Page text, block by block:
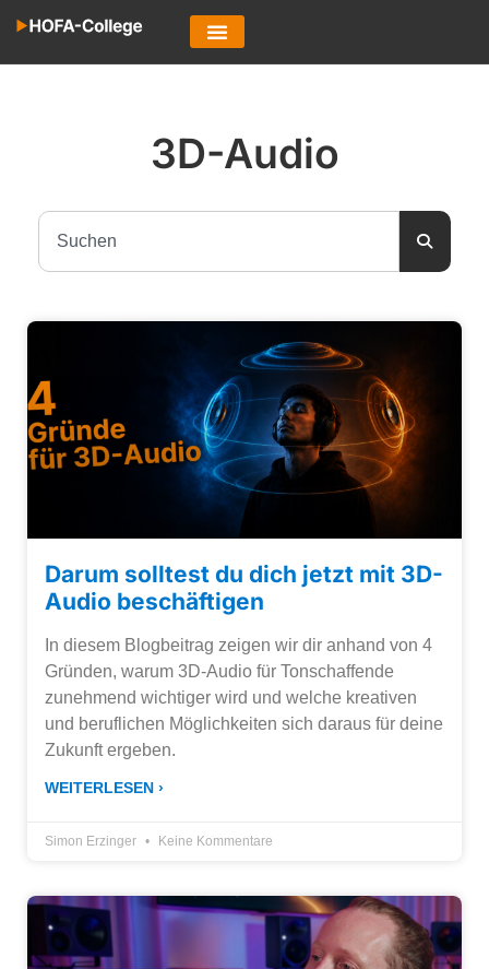
3D-Audio
Darum solltest du dich jetzt mit 3D-
Audio beschäftigen
In diesem Blogbeitrag zeigen wir dir anhand von 4
Gründen, warum 3D-Audio für Tonschaffende
zunehmend wichtiger wird und welche kreativen
und beruflichen Möglichkeiten sich daraus für deine
Zukunft ergeben.
WEITERLESEN ›
Simon Erzinger Keine Kommentare